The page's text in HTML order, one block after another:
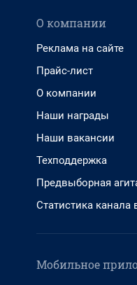
О компании
Реклама на сайте
Прайс-лист
О компании
Наши награды
Наши вакансии
Техподдержка
Предвыборная
Статистика канала
Мобильное